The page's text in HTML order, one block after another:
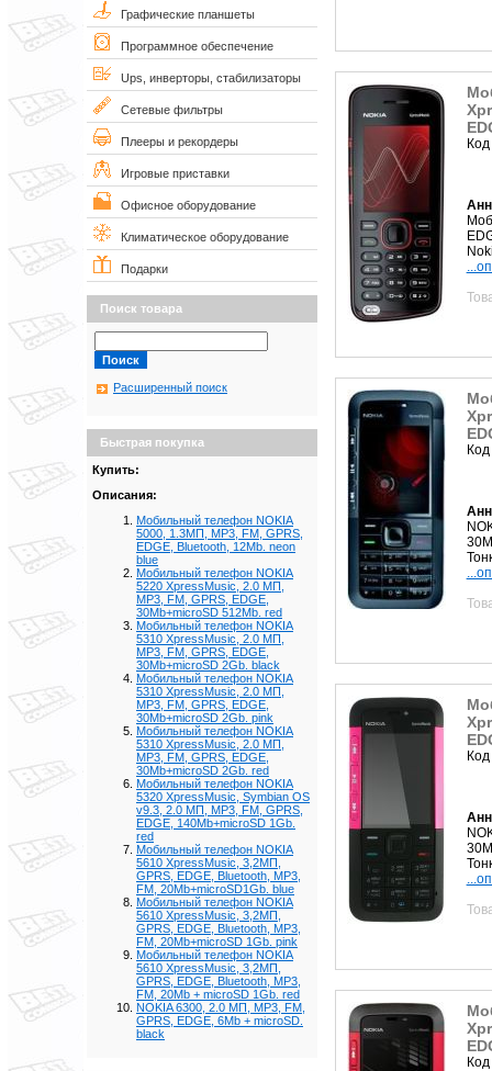
Графические планшеты
Программное обеспечение
Ups, инверторы, стабилизаторы
Сетевые фильтры
Плееры и рекордеры
Игровые приставки
Офисное оборудование
Климатическое оборудование
Подарки
Поиск товара
Расширенный поиск
Быстрая покупка
Купить:
Описания:
Мобильный телефон NOKIA
5000, 1.3МП, MP3, FM, GPRS,
EDGE, Bluetooth, 12Mb. neon
blue
Мобильный телефон NOKIA
5220 XpressMusic, 2.0 МП,
MP3, FM, GPRS, EDGE,
30Mb+microSD 512Mb. red
Мобильный телефон NOKIA
5310 XpressMusic, 2.0 МП,
MP3, FM, GPRS, EDGE,
30Mb+microSD 2Gb. black
Мобильный телефон NOKIA
5310 XpressMusic, 2.0 МП,
MP3, FM, GPRS, EDGE,
30Mb+microSD 2Gb. pink
Мобильный телефон NOKIA
5310 XpressMusic, 2.0 МП,
MP3, FM, GPRS, EDGE,
30Mb+microSD 2Gb. red
Мобильный телефон NOKIA
5320 XpressMusic, Symbian OS
v9.3, 2.0 МП, MP3, FM, GPRS,
EDGE, 140Mb+microSD 1Gb.
red
Мобильный телефон NOKIA
5610 XpressMusic, 3,2МП,
GPRS, EDGE, Bluetooth, MP3,
FM, 20Mb+microSD1Gb. blue
Мобильный телефон NOKIA
5610 XpressMusic, 3,2МП,
GPRS, EDGE, Bluetooth, MP3,
FM, 20Mb+microSD 1Gb. pink
Мобильный телефон NOKIA
5610 XpressMusic, 3,2МП,
GPRS, EDGE, Bluetooth, MP3,
FM, 20Mb + microSD 1Gb. red
NOKIA 6300, 2.0 МП, MP3, FM,
GPRS, EDGE, 6Mb + microSD.
black